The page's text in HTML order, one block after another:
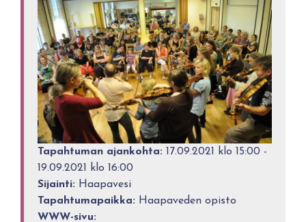
Tapahtuman ajankohta: 17.09.2021 klo 15:00 -
19.09.2021 klo 16:00
Sijainti: Haapavesi
Tapahtumapaikka: Haapaveden opisto
WWW-sivu: